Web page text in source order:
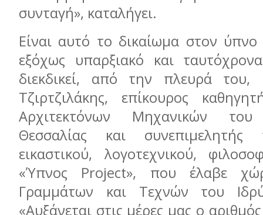
συνταγή», καταλήγει.
Είναι αυτό το δικαίωμα στον
εξόχως υπαρξιακό και
διεκδικεί, από την πλευρά του,
Τζιρτζιλάκης, επίκουρος
Αρχιτεκτόνων Μηχανικών του
Θεσσαλίας και συνεπιμελητής
εικαστικού, λογοτεχνικού,
«Ύπνος Project», που έλαβε
Γραμμάτων και Τεχνών του
«Αυξάνεται στις μέρες μας ο